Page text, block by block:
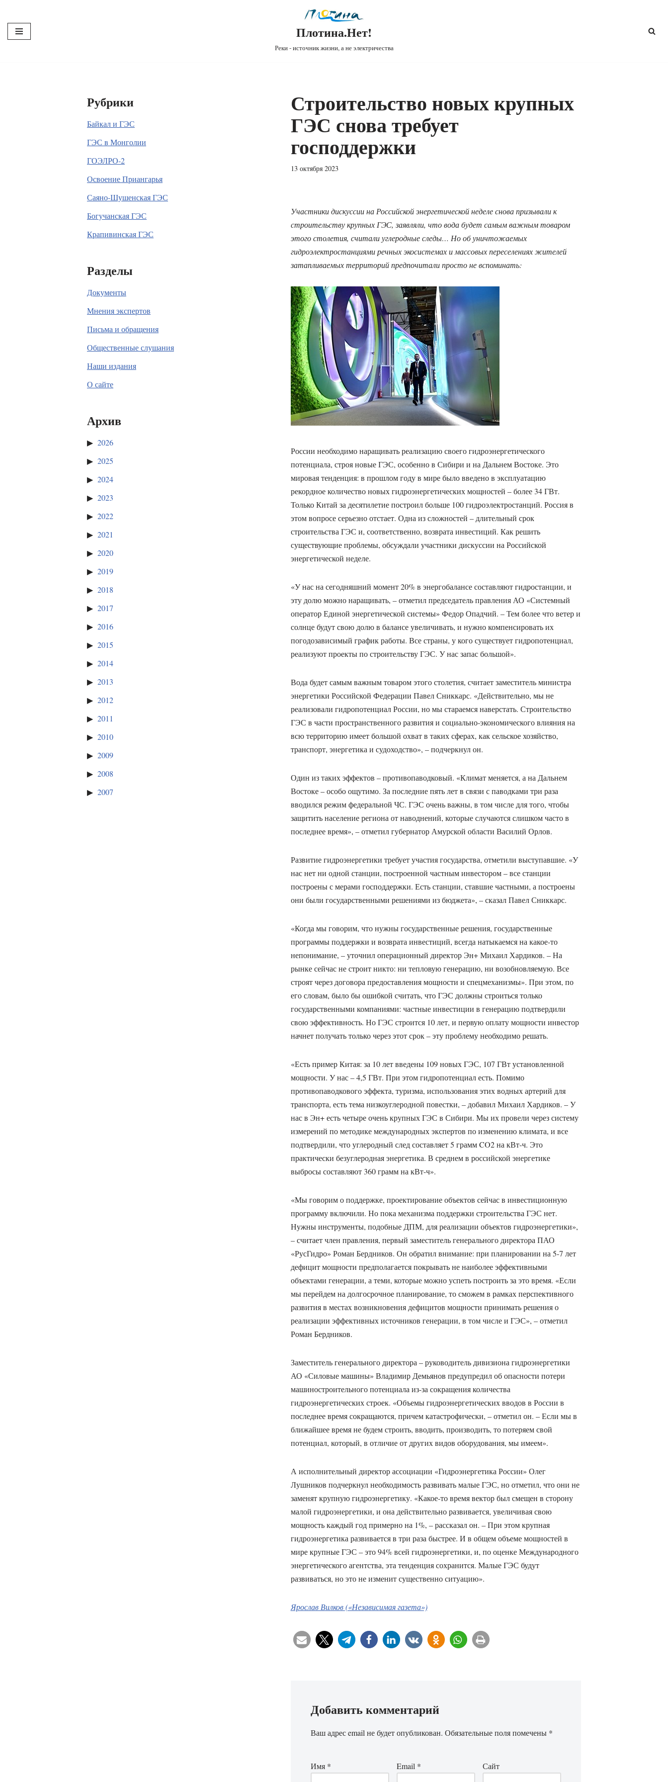
Перейти
к
Плотина.Нет!
Реки - источник жизни, а не электричества
Рубрики
Байкал и ГЭС
ГЭС в Монголии
ГОЭЛРО-2
Освоение Приангарья
Саяно-Шушенская ГЭС
Богучанская ГЭС
Крапивинская ГЭС
Разделы
Документы
Мнения экспертов
Письма и обращения
Общественные слушания
Наши издания
О сайте
Архив
2026
2025
2024
2023
2022
2021
2020
2019
2018
2017
2016
2015
2014
2013
2012
2011
2010
2009
2008
2007
Строительство новых крупных
ГЭС снова требует
господдержки
13 октября 2023
Участники дискуссии на Российской энергетической неделе снова призывали к
строительству крупных ГЭС, заявляли, что вода будет самым важным товаром
этого столетия, считали углеродные следы… Но об уничтожаемых
гидроэлектростанциями речных экосистемах и массовых переселениях жителей
затапливаемых территорий предпочитали просто не вспоминать:
России необходимо наращивать реализацию своего гидроэнергетического
потенциала, строя новые ГЭС, особенно в Сибири и на Дальнем Востоке. Это
мировая тенденция: в прошлом году в мире было введено в эксплуатацию
рекордное количество новых гидроэнергетических мощностей – более 34 ГВт.
Только Китай за десятилетие построил больше 100 гидроэлектростанций. Россия в
этом вопросе серьезно отстает. Одна из сложностей – длительный срок
строительства ГЭС и, соответственно, возврата инвестиций. Как решить
существующие проблемы, обсуждали участники дискуссии на Российской
энергетической неделе.
«У нас на сегодняшний момент 20% в энергобалансе составляют гидростанции, и
эту долю можно наращивать, – отметил председатель правления АО «Системный
оператор Единой энергетической системы» Федор Опадчий. – Тем более что ветер и
солнце будут свою долю в балансе увеличивать, и нужно компенсировать их
погодозависимый график работы. Все страны, у кого существует гидропотенциал,
реализуют проекты по строительству ГЭС. У нас запас большой».
Вода будет самым важным товаром этого столетия, считает заместитель министра
энергетики Российской Федерации Павел Сниккарс. «Действительно, мы не
реализовали гидропотенциал России, но мы стараемся наверстать. Строительство
ГЭС в части пространственного развития и социально-экономического влияния на
всю территорию имеет большой охват в таких сферах, как сельское хозяйство,
транспорт, энергетика и судоходство», – подчеркнул он.
Один из таких эффектов – противопаводковый. «Климат меняется, а на Дальнем
Востоке – особо ощутимо. За последние пять лет в связи с паводками три раза
вводился режим федеральной ЧС. ГЭС очень важны, в том числе для того, чтобы
защитить население региона от наводнений, которые случаются слишком часто в
последнее время», – отметил губернатор Амурской области Василий Орлов.
Развитие гидроэнергетики требует участия государства, отметили выступавшие. «У
нас нет ни одной станции, построенной частным инвестором – все станции
построены с мерами господдержки. Есть станции, ставшие частными, а построены
они были государственными решениями из бюджета», – сказал Павел Сниккарс.
«Когда мы говорим, что нужны государственные решения, государственные
программы поддержки и возврата инвестиций, всегда натыкаемся на какое-то
непонимание, – уточнил операционный директор Эн+ Михаил Хардиков. – На
рынке сейчас не строит никто: ни тепловую генерацию, ни возобновляемую. Все
строят через договора предоставления мощности и спецмеханизмы». При этом, по
его словам, было бы ошибкой считать, что ГЭС должны строиться только
государственными компаниями: частные инвестиции в генерацию подтвердили
свою эффективность. Но ГЭС строится 10 лет, и первую оплату мощности инвестор
начнет получать только через этот срок – эту проблему необходимо решать.
«Есть пример Китая: за 10 лет введены 109 новых ГЭС, 107 ГВт установленной
мощности. У нас – 4,5 ГВт. При этом гидропотенциал есть. Помимо
противопаводкового эффекта, туризма, использования этих водных артерий для
транспорта, есть тема низкоуглеродной повестки, – добавил Михаил Хардиков. – У
нас в Эн+ есть четыре очень крупных ГЭС в Сибири. Мы их провели через систему
измерений по методике международных экспертов по изменению климата, и все
подтвердили, что углеродный след составляет 5 грамм CO2 на кВт-ч. Это
практически безуглеродная энергетика. В среднем в российской энергетике
выбросы составляют 360 грамм на кВт-ч».
«Мы говорим о поддержке, проектирование объектов сейчас в инвестиционную
программу включили. Но пока механизма поддержки строительства ГЭС нет.
Нужны инструменты, подобные ДПМ, для реализации объектов гидроэнергетики»,
– считает член правления, первый заместитель генерального директора ПАО
«РусГидро» Роман Бердников. Он обратил внимание: при планировании на 5-7 лет
дефицит мощности предполагается покрывать не наиболее эффективными
объектами генерации, а теми, которые можно успеть построить за это время. «Если
мы перейдем на долгосрочное планирование, то сможем в рамках перспективного
развития в местах возникновения дефицитов мощности принимать решения о
реализации эффективных источников генерации, в том числе и ГЭС», – отметил
Роман Бердников.
Заместитель генерального директора – руководитель дивизиона гидроэнергетики
АО «Силовые машины» Владимир Демьянов предупредил об опасности потери
машиностроительного потенциала из-за сокращения количества
гидроэнергетических строек. «Объемы гидроэнергетических вводов в России в
последнее время сокращаются, причем катастрофически, – отметил он. – Если мы в
ближайшее время не будем строить, вводить, производить, то потеряем свой
потенциал, который, в отличие от других видов оборудования, мы имеем».
А исполнительный директор ассоциации «Гидроэнергетика России» Олег
Лушников подчеркнул необходимость развивать малые ГЭС, но отметил, что они не
заменят крупную гидроэнергетику. «Какое-то время вектор был смещен в сторону
малой гидроэнергетики, и она действительно развивается, увеличивая свою
мощность каждый год примерно на 1%, – рассказал он. – При этом крупная
гидроэнергетика развивается в три раза быстрее. И в общем объеме мощностей в
мире крупные ГЭС – это 94% всей гидроэнергетики, и, по оценке Международного
энергетического агентства, эта тенденция сохранится. Малые ГЭС будут
развиваться, но это не изменит существенно ситуацию».
Ярослав Вилков («Независимая газета»)
Добавить комментарий
Ваш адрес email не будет опубликован. Обязательные поля помечены *
Имя * Email * Сайт